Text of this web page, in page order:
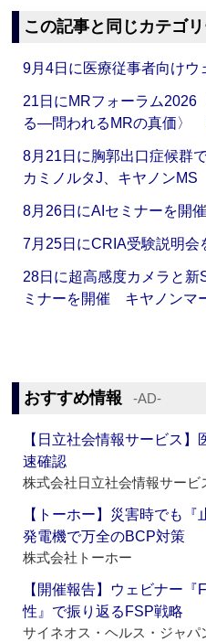
この記事と同じカテゴ
9月4日に医療従事者向け
21日にMRフォーラム2026
る―問われるMRの真価〉
8月21日に胸郭出口症候群
カミノルタJ、キヤノンMS
8月26日にAIセミナーを開
7月25日にCRIA受験説明
28日に超高感度カメラと新
ミナーを開催 キヤノンマ
おすすめ情報 ‐AD‐
【日立社会情報サービス
速確認
株式会社日立社会情報サービ
【トーホー】災害時でも
発電機で万全のBCP対策
株式会社トーホー
【開催報告】ウェビナー
性』で振り返るFSP戦略
サイネオス・ヘルス・ジャパ